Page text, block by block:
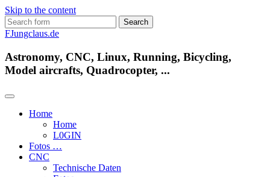
Skip to the content
Search
for:
FJungclaus.de
Astronomy, CNC, Linux, Running, Bicycling,
Model aircrafts, Quadrocopter, ...
Home
Home
L​0​​GIN
Fotos …
CNC
Technische Daten